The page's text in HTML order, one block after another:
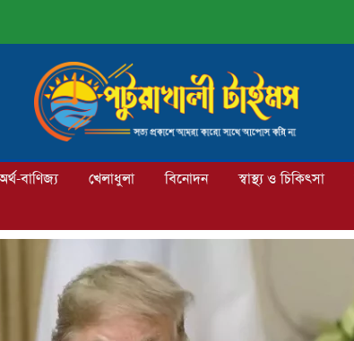
বাণিজ্য খেলাধুলা বিনোদন স্বাস্থ্য ও চিকিৎসা